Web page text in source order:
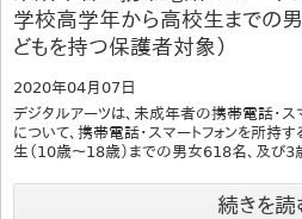
学校高学年から高校生までの
どもを持つ保護者対象）
2020年04月07日
デジタルアーツは、未成年者の携帯電話・
について、携帯電話・スマートフォンを所
生（10歳～18歳）までの男女618名、及び
続きを読